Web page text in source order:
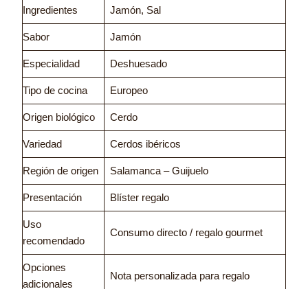
Ingredientes Jamón, Sal
Sabor Jamón
Especialidad Deshuesado
Tipo de cocina Europeo
Origen biológico Cerdo
Variedad Cerdos ibéricos
Región de origen Salamanca – Guijuelo
Presentación Blíster regalo
Uso
recomendado
Consumo directo / regalo gourmet
Opciones
adicionales
Nota personalizada para regalo